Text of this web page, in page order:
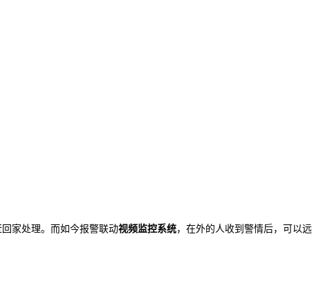
家处理。而如今报警联动视频监控系统，在外的人收到警情后，可以远